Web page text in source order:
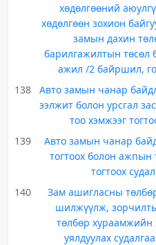
хөдөлгөөний
хөдөлгөөн зохион
замын дахин
барилгажилтын төсөл
ажил /2 байршил,
138
Авто замын чанар
ээлжит болон урсгал
тоо хэмжээг
139
Авто замын чанар
тогтоох болон ажпын
тогтоох
140
Зам ашигласны
шилжүүлж,
төлбөр хураамжийн
уялдуулах